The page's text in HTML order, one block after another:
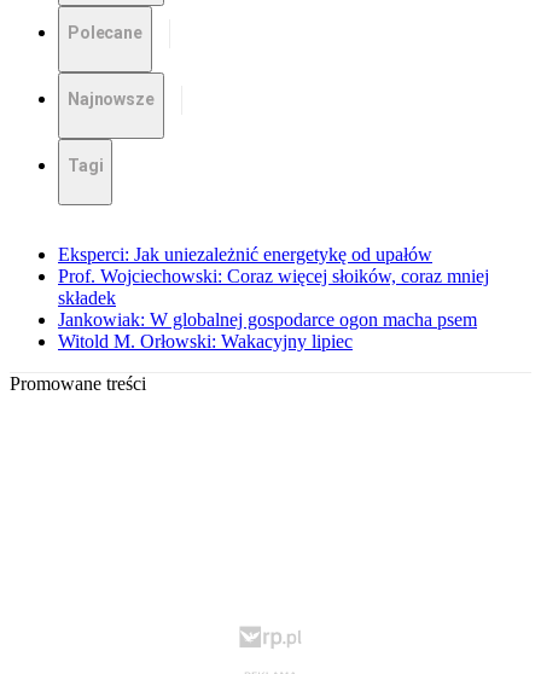
Polecane
Najnowsze
Tagi
Eksperci: Jak uniezależnić energetykę od upałów
Prof. Wojciechowski: Coraz więcej słoików, coraz mniej
składek
Jankowiak: W globalnej gospodarce ogon macha psem
Witold M. Orłowski: Wakacyjny lipiec
Promowane treści